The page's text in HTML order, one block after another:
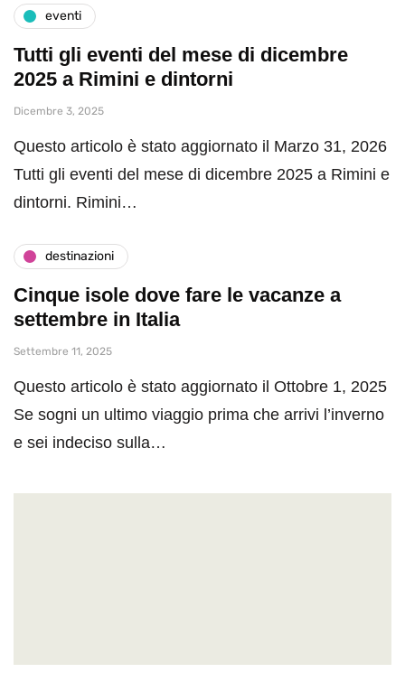
eventi
Tutti gli eventi del mese di dicembre
2025 a Rimini e dintorni
Dicembre 3, 2025
Questo articolo è stato aggiornato il Marzo 31, 2026
Tutti gli eventi del mese di dicembre 2025 a Rimini e
dintorni. Rimini…
destinazioni
Cinque isole dove fare le vacanze a
settembre in Italia
Settembre 11, 2025
Questo articolo è stato aggiornato il Ottobre 1, 2025
Se sogni un ultimo viaggio prima che arrivi l’inverno
e sei indeciso sulla…